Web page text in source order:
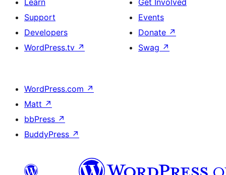
Learn
Support
Developers
WordPress.tv ↗
Get Involved
Events
Donate ↗
Swag ↗
WordPress.com ↗
Matt ↗
bbPress ↗
BuddyPress ↗